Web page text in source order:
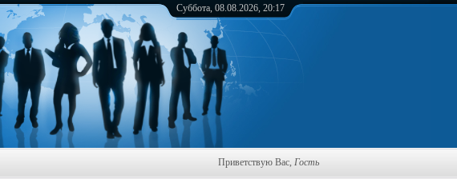
Суббота, 08.08.2026, 20:17
Приветствую Вас, Гость